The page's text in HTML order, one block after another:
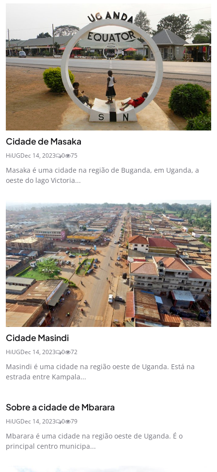
Cidade de Masaka
HiUGDec 14, 2023 0 75
Masaka é uma cidade na região de Buganda, em Uganda, a
oeste do lago Victoria...
Cidade Masindi
HiUGDec 14, 2023 0 72
Masindi é uma cidade na região oeste de Uganda. Está na
estrada entre Kampala...
Sobre a cidade de Mbarara
HiUGDec 14, 2023 0 79
Mbarara é uma cidade na região oeste de Uganda. É o
principal centro municipa...